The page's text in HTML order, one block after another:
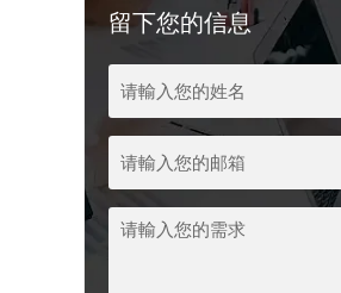
留下您的信息